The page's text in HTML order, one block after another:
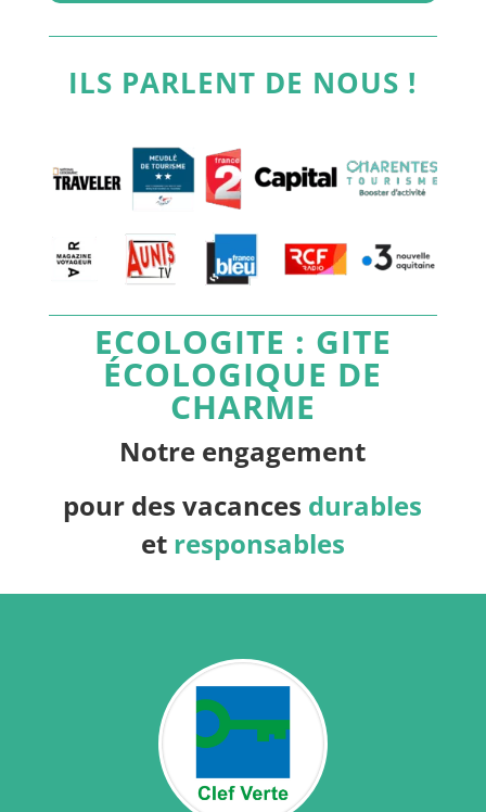
ILS PARLENT DE NOUS !
ECOLOGITE : GITE
ÉCOLOGIQUE DE
CHARME
Notre engagement
pour des vacances durables
etresponsables